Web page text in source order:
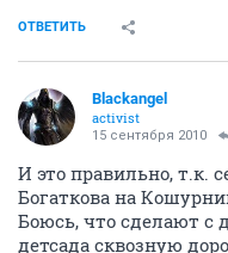
ОТВЕТИТЬ
Blackangel
activist
15 сентября 2010
И это правильно, т.к.
Богаткова на
Боюсь, что сделают с
детсада сквозную